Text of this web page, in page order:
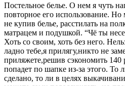
Постельное белье. О нем я чуть
повторное его использование. Но
не купив белье, расстилать на
матрацем и подушкой. “Чё ты
Хоть со своим, хоть без него.
ладно тебе,я прилягу,никто не
приляжете,решив сэкономить 140
попадет по шапке из-за этого. То
сделано, то ли в целях